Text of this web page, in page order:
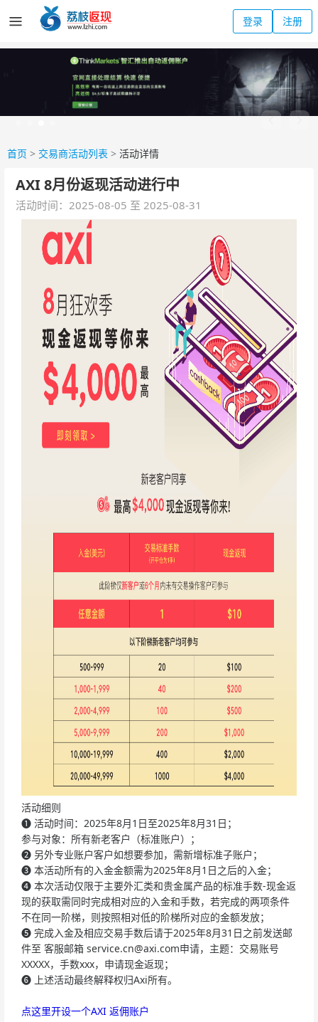
登录 注册
首页 > 交易商活动列表 > 活动详情
AXI 8月份返现活动进行中
活动时间：2025-08-05 至 2025-08-31
活动细则
❶ 活动时间：2025年8月1日至2025年8月31日；
参与对象：所有新老客户（标准账户）；
❷ 另外专业账户客户如想要参加，需新增标准子账户；
❸ 本活动所有的入金金额需为2025年8月1日之后的入金；
❹ 本次活动仅限于主要外汇类和贵金属产品的标准手数-现金返
现的获取需同时完成相对应的入金和手数，若完成的两项条件
不在同一阶梯，则按照相对低的阶梯所对应的金额发放；
❺ 完成入金及相应交易手数后请于2025年8月31日之前发送邮
件至 客服邮箱 service.cn@axi.com申请，主题：交易账号
XXXXX，手数xxx，申请现金返现；
❻ 上述活动最终解释权归Axi所有。
点这里开设一个AXI 返佣账户